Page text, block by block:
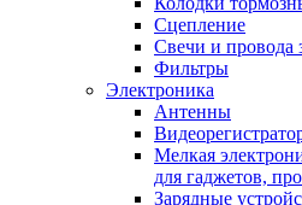
Сцепление
Свечи и провода
Фильтры
Электроника
Антенны
Мелкая
для гаджетов,
Зарядные